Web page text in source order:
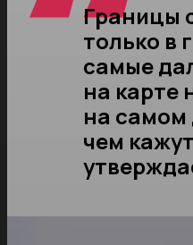
Границы
только в
самые
на карте
на самом
чем